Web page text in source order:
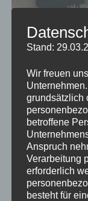
Stand:
Wir freuen
grundsätzlich
betroffene
Anspruch
Verarbeitung
erforderlich
besteht für